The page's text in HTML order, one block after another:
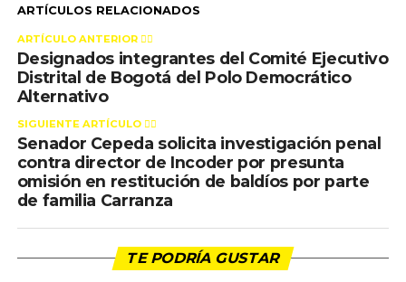
ARTÍCULOS RELACIONADOS
ARTÍCULO ANTERIOR 👉🏻
Designados integrantes del Comité Ejecutivo
Distrital de Bogotá del Polo Democrático
Alternativo
SIGUIENTE ARTÍCULO 👈🏻
Senador Cepeda solicita investigación penal
contra director de Incoder por presunta
omisión en restitución de baldíos por parte
de familia Carranza
TE PODRÍA GUSTAR